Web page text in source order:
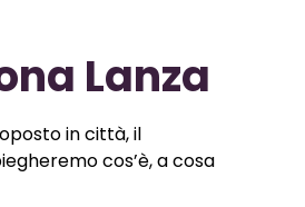
Lanza
in città, il
cos’è, a cosa